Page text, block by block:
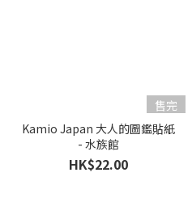
售完
Kamio Japan 大人的圖鑑貼紙
- 水族館
HK$22.00